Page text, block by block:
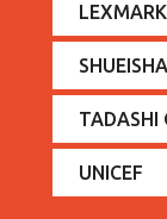
LEXMARK
SHUEISHA
TADASHI
UNICEF